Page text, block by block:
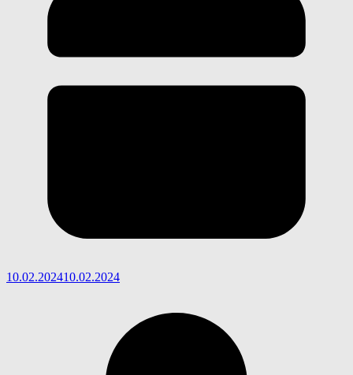
10.02.202410.02.2024